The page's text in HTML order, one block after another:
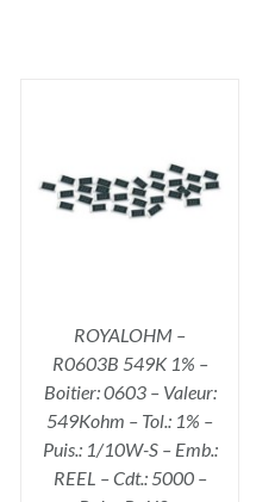
ROYALOHM –
R0603B 549K 1% –
Boitier: 0603 – Valeur:
549Kohm – Tol.: 1% –
Puis.: 1/10W-S – Emb.:
REEL – Cdt.: 5000 –